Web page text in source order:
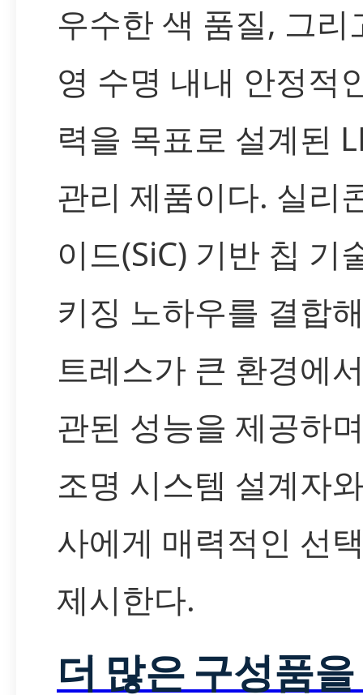
우수한 색 품질, 그리
영 수명 내내 안정적
력을 목표로 설계된
관리 제품이다. 실리
이드(SiC) 기반 칩 기
키징 노하우를 결합
트레스가 큰 환경에
관된 성능을 제공하
조명 시스템 설계자
사에게 매력적인 선
제시한다.
더 많은 구성품